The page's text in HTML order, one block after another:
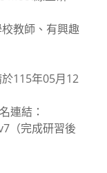
教師、有興趣
115年05月12
連結：
（完成研習後